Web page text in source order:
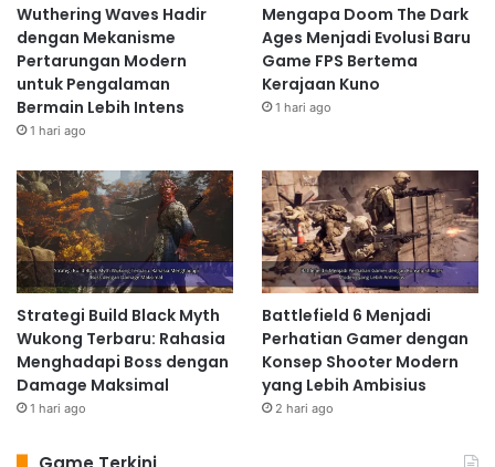
Wuthering Waves Hadir
dengan Mekanisme
Pertarungan Modern
untuk Pengalaman
Bermain Lebih Intens
1 hari ago
Mengapa Doom The Dark
Ages Menjadi Evolusi Baru
Game FPS Bertema
Kerajaan Kuno
1 hari ago
Strategi Build Black Myth
Wukong Terbaru: Rahasia
Menghadapi Boss dengan
Damage Maksimal
1 hari ago
Battlefield 6 Menjadi
Perhatian Gamer dengan
Konsep Shooter Modern
yang Lebih Ambisius
2 hari ago